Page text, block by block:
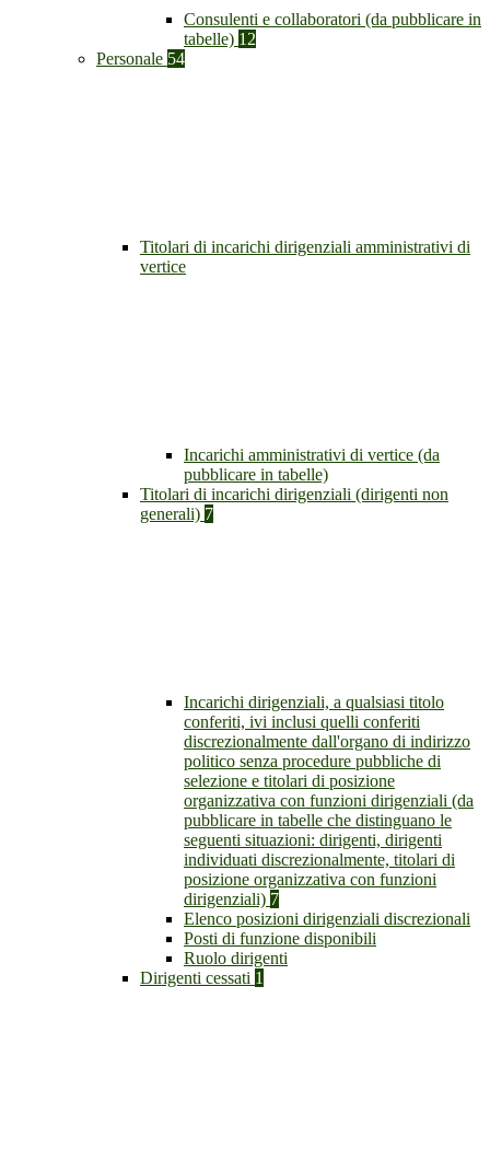
Consulenti e collaboratori (da pubblicare in
tabelle) 12
Personale 54
Titolari di incarichi dirigenziali amministrativi di
vertice
Incarichi amministrativi di vertice (da
pubblicare in tabelle)
Titolari di incarichi dirigenziali (dirigenti non
generali) 7
Incarichi dirigenziali, a qualsiasi titolo
conferiti, ivi inclusi quelli conferiti
discrezionalmente dall'organo di indirizzo
politico senza procedure pubbliche di
selezione e titolari di posizione
organizzativa con funzioni dirigenziali (da
pubblicare in tabelle che distinguano le
seguenti situazioni: dirigenti, dirigenti
individuati discrezionalmente, titolari di
posizione organizzativa con funzioni
dirigenziali) 7
Elenco posizioni dirigenziali discrezionali
Posti di funzione disponibili
Ruolo dirigenti
Dirigenti cessati 1